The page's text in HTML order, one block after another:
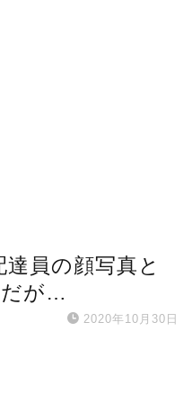
員の顔写真と
だが…
2020年10月30日